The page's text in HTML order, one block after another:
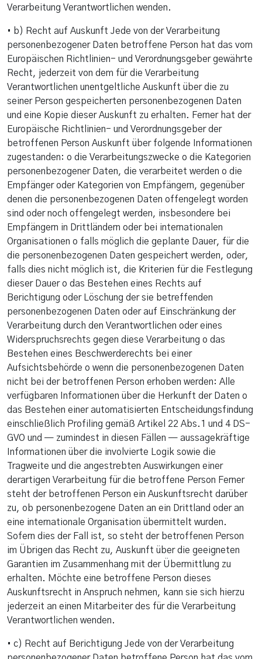
Verarbeitung Verantwortlichen wenden.
• b) Recht auf Auskunft Jede von der Verarbeitung
personenbezogener Daten betroffene Person hat das vom
Europäischen Richtlinien- und Verordnungsgeber gewährte
Recht, jederzeit von dem für die Verarbeitung
Verantwortlichen unentgeltliche Auskunft über die zu
seiner Person gespeicherten personenbezogenen Daten
und eine Kopie dieser Auskunft zu erhalten. Ferner hat der
Europäische Richtlinien- und Verordnungsgeber der
betroffenen Person Auskunft über folgende Informationen
zugestanden: o die Verarbeitungszwecke o die Kategorien
personenbezogener Daten, die verarbeitet werden o die
Empfänger oder Kategorien von Empfängern, gegenüber
denen die personenbezogenen Daten offengelegt worden
sind oder noch offengelegt werden, insbesondere bei
Empfängern in Drittländern oder bei internationalen
Organisationen o falls möglich die geplante Dauer, für die
die personenbezogenen Daten gespeichert werden, oder,
falls dies nicht möglich ist, die Kriterien für die Festlegung
dieser Dauer o das Bestehen eines Rechts auf
Berichtigung oder Löschung der sie betreffenden
personenbezogenen Daten oder auf Einschränkung der
Verarbeitung durch den Verantwortlichen oder eines
Widerspruchsrechts gegen diese Verarbeitung o das
Bestehen eines Beschwerderechts bei einer
Aufsichtsbehörde o wenn die personenbezogenen Daten
nicht bei der betroffenen Person erhoben werden: Alle
verfügbaren Informationen über die Herkunft der Daten o
das Bestehen einer automatisierten Entscheidungsfindung
einschließlich Profiling gemäß Artikel 22 Abs.1 und 4 DS-
GVO und — zumindest in diesen Fällen — aussagekräftige
Informationen über die involvierte Logik sowie die
Tragweite und die angestrebten Auswirkungen einer
derartigen Verarbeitung für die betroffene Person Ferner
steht der betroffenen Person ein Auskunftsrecht darüber
zu, ob personenbezogene Daten an ein Drittland oder an
eine internationale Organisation übermittelt wurden.
Sofern dies der Fall ist, so steht der betroffenen Person
im Übrigen das Recht zu, Auskunft über die geeigneten
Garantien im Zusammenhang mit der Übermittlung zu
erhalten. Möchte eine betroffene Person dieses
Auskunftsrecht in Anspruch nehmen, kann sie sich hierzu
jederzeit an einen Mitarbeiter des für die Verarbeitung
Verantwortlichen wenden.
• c) Recht auf Berichtigung Jede von der Verarbeitung